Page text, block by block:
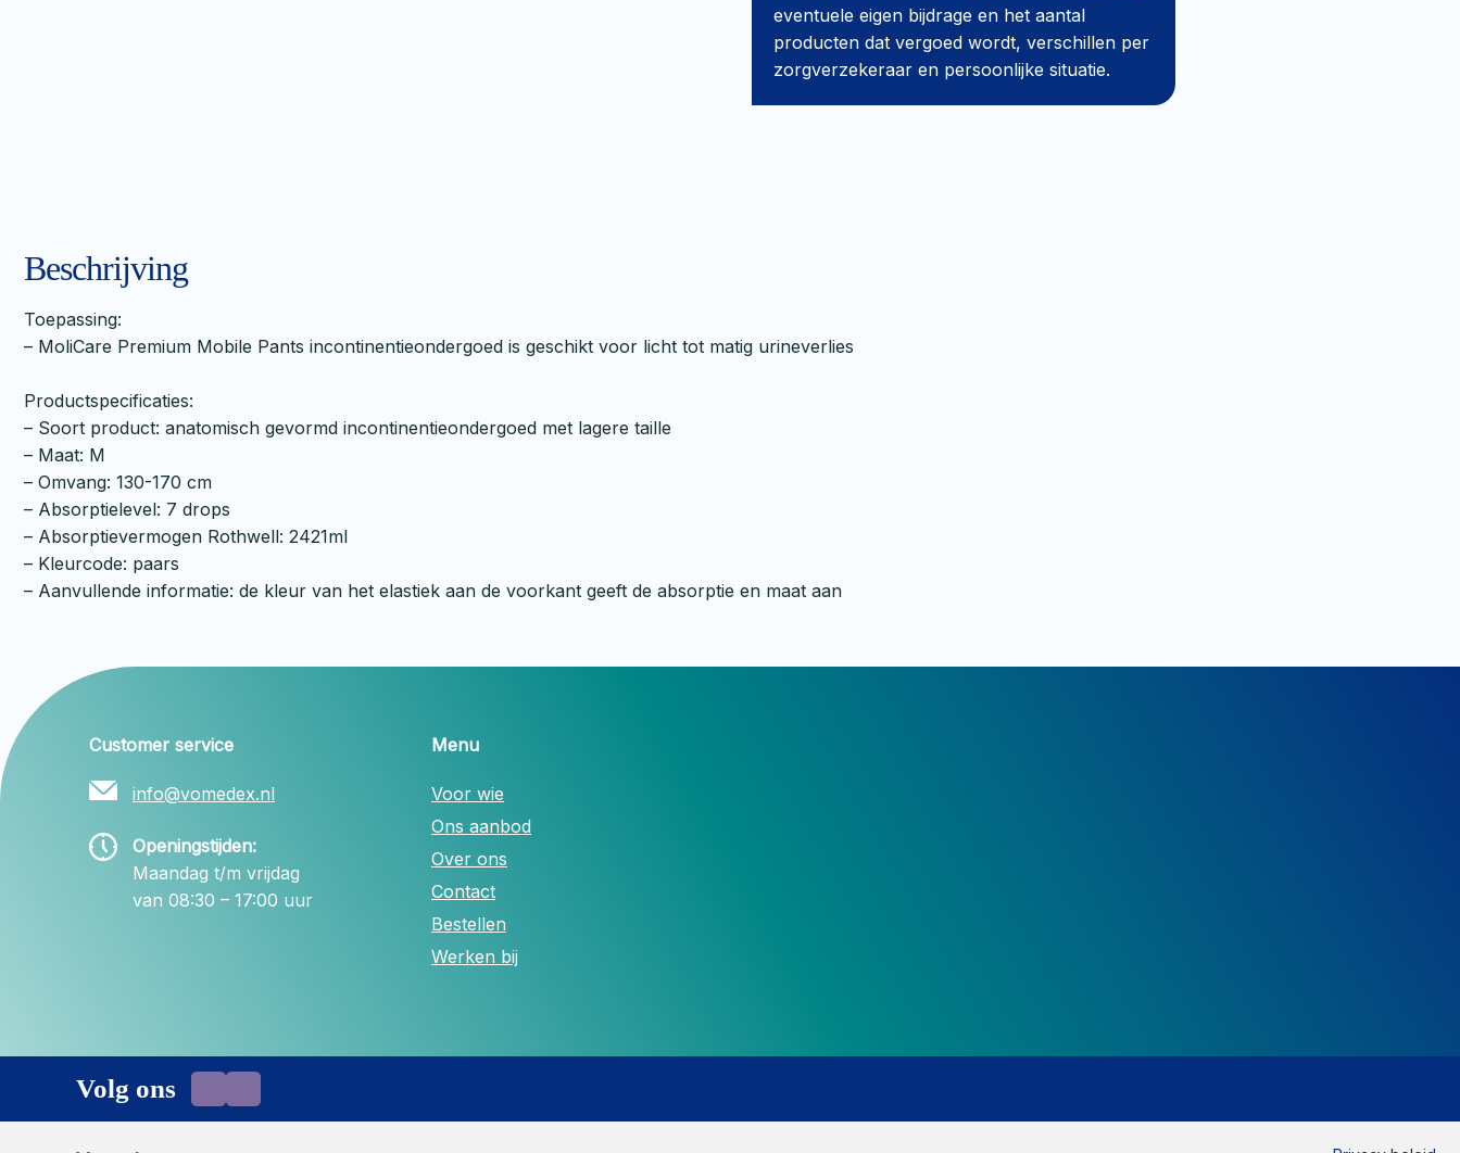
eventuele eigen bijdrage en het aantal
producten dat vergoed wordt, verschillen per
zorgverzekeraar en persoonlijke situatie.
Beschrijving
Toepassing:
– MoliCare Premium Mobile Pants incontinentieondergoed is geschikt voor licht tot matig urineverlies
Productspecificaties:
– Soort product: anatomisch gevormd incontinentieondergoed met lagere taille
– Maat: M
– Omvang: 130-170 cm
– Absorptielevel: 7 drops
– Absorptievermogen Rothwell: 2421ml
– Kleurcode: paars
– Aanvullende informatie: de kleur van het elastiek aan de voorkant geeft de absorptie en maat aan
Customer service
info@vomedex.nl
Openingstijden:
Maandag t/m vrijdag
van 08:30 – 17:00 uur
Menu
Voor wie
Ons aanbod
Over ons
Contact
Bestellen
Werken bij
Volg ons